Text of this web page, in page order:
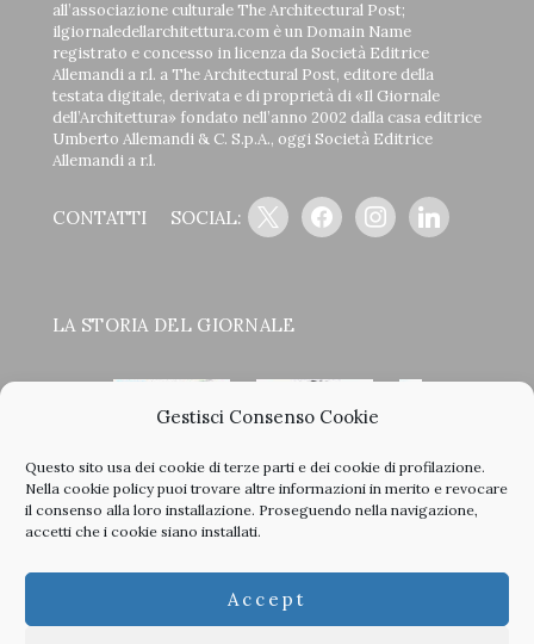
Gestisci Consenso Cookie
Questo sito usa dei cookie di terze parti e dei cookie di profilazione.
Nella cookie policypuoi trovare altre informazioni in merito e revocare
il consenso alla loro installazione. Proseguendo nella navigazione,
accetti che i cookie siano installati.
Accept
all’associazione culturale The Architectural Post;
ilgiornaledellarchitettura.com è un Domain Name
registrato e concesso in licenza da Società Editrice
Allemandi a r.l. a The Architectural Post, editore della
testata digitale, derivata e di proprietà di «Il Giornale
dell’Architettura» fondato nell’anno 2002 dalla casa editrice
Umberto Allemandi & C. S.p.A., oggi Società Editrice
Allemandi a r.l.
CONTATTI SOCIAL:
x facebookinstagramlinkedin
LA STORIA DEL GIORNALE
< >
tutti i nostri vecchi numeri in PDF.